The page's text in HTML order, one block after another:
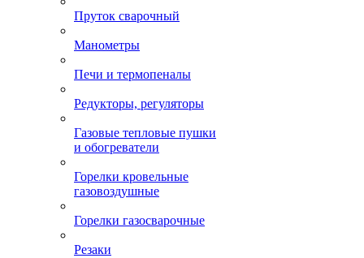
Пруток сварочный
Манометры
Печи и термопеналы
Редукторы, регуляторы
Газовые тепловые пушки
и обогреватели
Горелки кровельные
газовоздушные
Горелки газосварочные
Резаки